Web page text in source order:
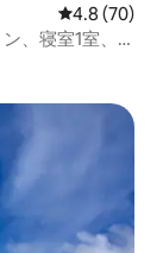
レビュー70
4.8 (70)
、寝室1室、